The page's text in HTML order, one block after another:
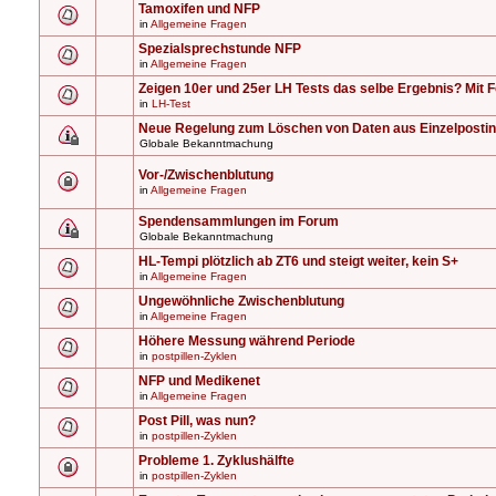
Tamoxifen und NFP
in Allgemeine Fragen
Spezialsprechstunde NFP
in Allgemeine Fragen
Zeigen 10er und 25er LH Tests das selbe Ergebnis? Mit
in LH-Test
Neue Regelung zum Löschen von Daten aus
Globale Bekanntmachung
Vor-/Zwischenblutung
in Allgemeine Fragen
Spendensammlungen im Forum
Globale Bekanntmachung
HL-Tempi plötzlich ab ZT6 und steigt weiter, kein S+
in Allgemeine Fragen
Ungewöhnliche Zwischenblutung
in Allgemeine Fragen
Höhere Messung während Periode
in postpillen-Zyklen
NFP und Medikenet
in Allgemeine Fragen
Post Pill, was nun?
in postpillen-Zyklen
Probleme 1. Zyklushälfte
in postpillen-Zyklen